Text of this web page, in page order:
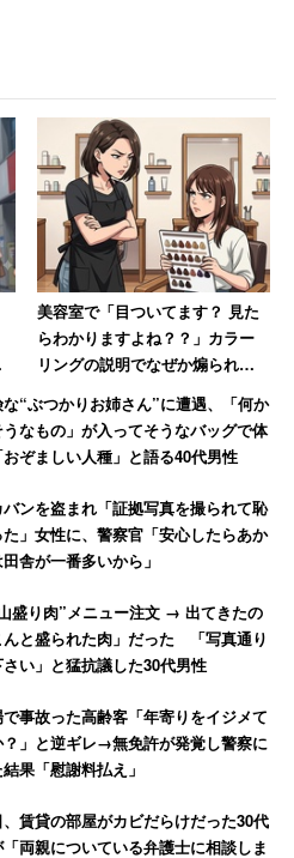
美容室で「目ついてます？ 見た
らわかりますよね？？」カラー
リングの説明でなぜか煽られた
女性 30年後も思い出す苦い記
憶
“ぶつかりお姉さん”に遭遇、「何か
なもの」が入ってそうなバッグで体
ぞましい人種」と語る40代男性
ンを盗まれ「証拠写真を撮られて恥
」女性に、警察官「安心したらあか
舎が一番多いから」
盛り肉”メニュー注文 → 出てきたの
んと盛られた肉」だった 「写真通り
い」と猛抗議した30代男性
事故った高齢客「年寄りをイジメて
」と逆ギレ→無免許が発覚し警察に
果「慰謝料払え」
賃貸の部屋がカビだらけだった30代
両親についている弁護士に相談しま